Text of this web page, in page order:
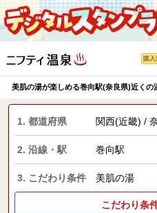
購
美肌の湯が楽しめる巻向駅(奈良県)近く
1. 都道府県 関西(近畿) /
2. 沿線・駅 巻向駅
3. こだわり条件 美肌の湯
こだわり条